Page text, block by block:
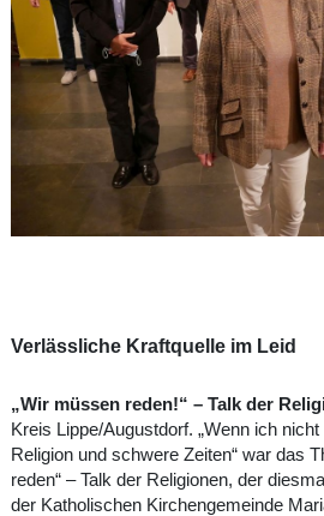
Verlässliche Kraftquelle im Leid
„Wir müssen reden!“ – Talk der
Kreis Lippe/Augustdorf. „Wenn ich
Religion und schwere Zeiten“ war das
reden“ – Talk der Religionen, der
der Katholischen Kirchengemeinde